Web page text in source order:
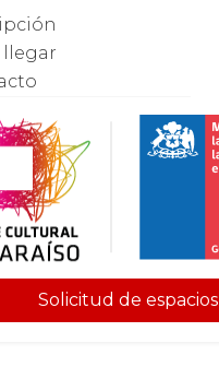
llegar
Solicitud de espacios